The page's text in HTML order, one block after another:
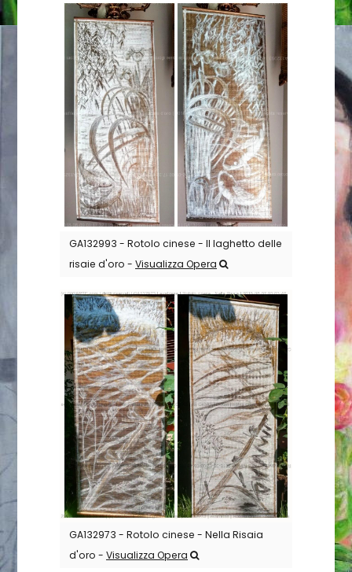
GA132993 - Rotolo cinese - Il laghetto delle
risaie d'oro - Visualizza Opera
GA132973 - Rotolo cinese - Nella Risaia
d'oro - Visualizza Opera